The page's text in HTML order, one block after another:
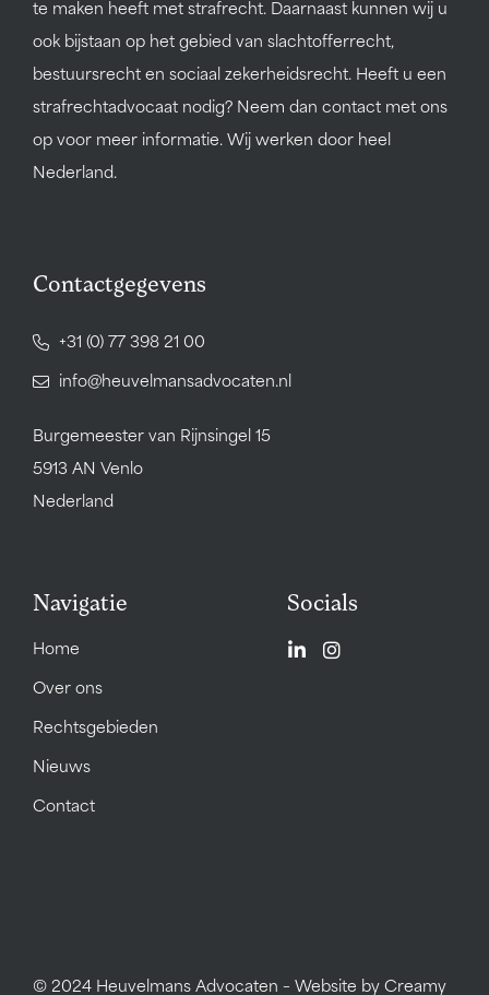
te maken heeft met strafrecht. Daarnaast kunnen wij u
ook bijstaan op het gebied van slachtofferrecht,
bestuursrecht en sociaal zekerheidsrecht. Heeft u een
strafrechtadvocaat nodig? Neem dan contact met ons
op voor meer informatie. Wij werken door heel
Nederland.
Contactgegevens
+31 (0) 77 398 21 00
info@heuvelmansadvocaten.nl
Burgemeester van Rijnsingel 15
5913 AN Venlo
Nederland
Navigatie
Home
Over ons
Rechtsgebieden
Nieuws
Contact
Socials
© 2024 Heuvelmans Advocaten – Website by Creamy